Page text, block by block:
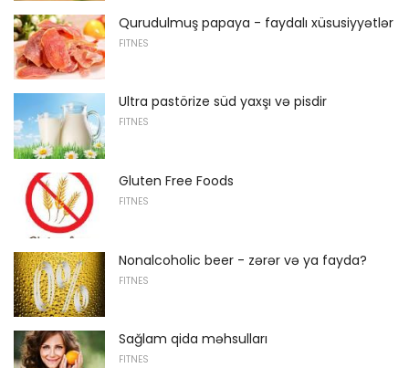
Qurudulmuş papaya - faydalı xüsusiyyətlər
FITNES
Ultra pastörize süd yaxşı və pisdir
FITNES
Gluten Free Foods
FITNES
Nonalcoholic beer - zərər və ya fayda?
FITNES
Sağlam qida məhsulları
FITNES